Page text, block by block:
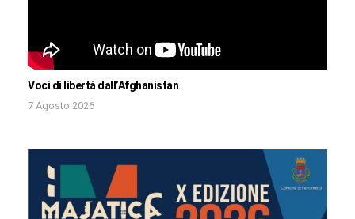
Voci di libertà dall’Afghanistan
7 Agosto 2026